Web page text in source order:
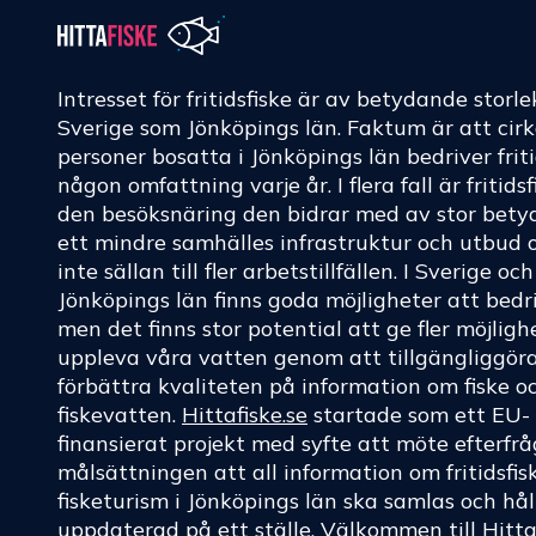
Intresset för fritidsfiske är av betydande
Sverige som Jönköpings län. Faktum är att
personer bosatta i Jönköpings län bedriver
någon omfattning varje år. I flera fall är
den besöksnäring den bidrar med av stor
ett mindre samhälles infrastruktur och utbud
inte sällan till fler arbetstillfällen. I Sverige
Jönköpings län finns goda möjligheter att
men det finns stor potential att ge fler
uppleva våra vatten genom att
förbättra kvaliteten på information om fiske
fiskevatten. Hittafiske.se startade som ett EU-
finansierat projekt med syfte att möte
målsättningen att all information om
fisketurism i Jönköpings län ska samlas och
uppdaterad på ett ställe. Välkommen till